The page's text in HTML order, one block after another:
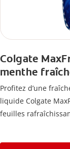
Colgate
menthe
Profitez d’une
liquide Colgate
feuilles